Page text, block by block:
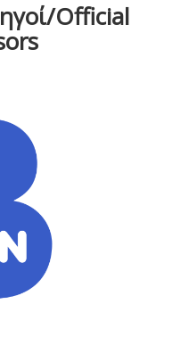
Official